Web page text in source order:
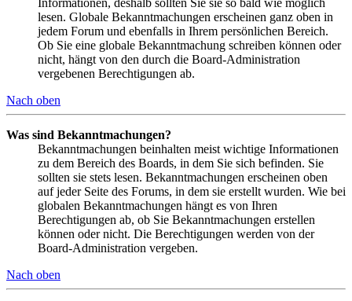
lesen. Globale Bekanntmachungen erscheinen ganz oben in
jedem Forum und ebenfalls in Ihrem persönlichen Bereich.
Ob Sie eine globale Bekanntmachung schreiben können oder
nicht, hängt von den durch die Board-Administration
vergebenen Berechtigungen ab.
Nach oben
Was sind Bekanntmachungen?
Bekanntmachungen beinhalten meist wichtige Informationen
zu dem Bereich des Boards, in dem Sie sich befinden. Sie
sollten sie stets lesen. Bekanntmachungen erscheinen oben
auf jeder Seite des Forums, in dem sie erstellt wurden. Wie bei
globalen Bekanntmachungen hängt es von Ihren
Berechtigungen ab, ob Sie Bekanntmachungen erstellen
können oder nicht. Die Berechtigungen werden von der
Board-Administration vergeben.
Nach oben